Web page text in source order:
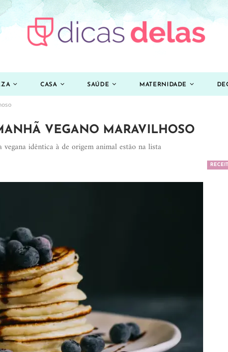
CASA SAÚDE MATERNIDADE
VEGANO MARAVILHOSO
vegana idêntica à de origem animal estão na lista